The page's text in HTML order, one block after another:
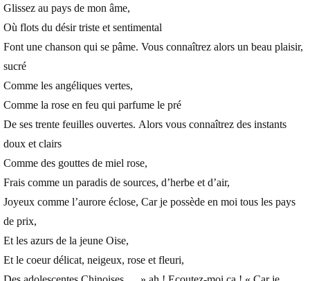
Glissez au pays de mon âme,
Où flots du désir triste et sentimental
Font une chanson qui se pâme. Vous connaîtrez alors un beau plaisir,
sucré
Comme les angéliques vertes,
Comme la rose en feu qui parfume le pré
De ses trente feuilles ouvertes. Alors vous connaîtrez des instants
doux et clairs
Comme des gouttes de miel rose,
Frais comme un paradis de sources, d’herbe et d’air,
Joyeux comme l’aurore éclose, Car je possède en moi tous les pays
de prix,
Et les azurs de la jeune Oise,
Et le coeur délicat, neigeux, rose et fleuri,